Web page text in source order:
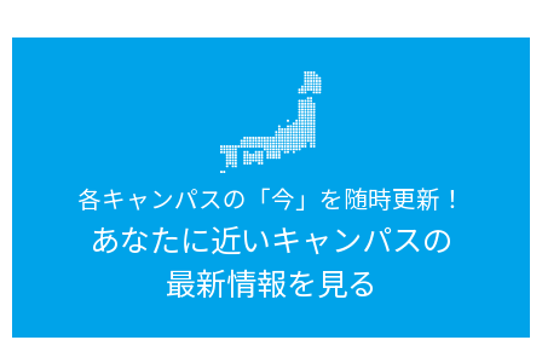
各キャンパスの「今」を随時更新！
あなたに近いキャンパスの
最新情報を見る